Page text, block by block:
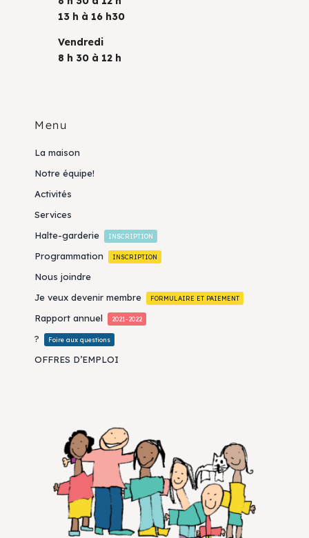
13 h à 16 h30
Vendredi
8 h 30 à 12 h
Menu
La maison
Notre équipe!
Activités
Services
Halte-garderie
INSCRIPTION
Programmation INSCRIPTION
Nous joindre
Je veux devenir membre
FORMULAIRE ET PAIEMENT
Rapport annuel 2021-2022
? Foire aux questions
OFFRES D’EMPLOI